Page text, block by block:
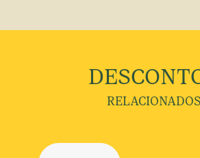
RELACIONADOS